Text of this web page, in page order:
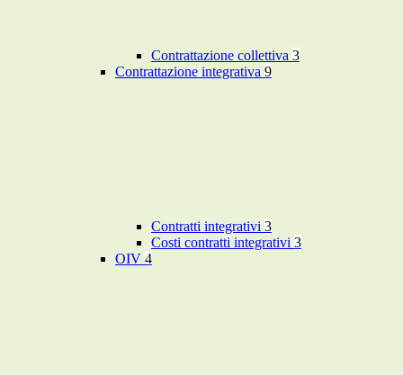
Contrattazione collettiva 3
Contrattazione integrativa 9
Contratti integrativi 3
Costi contratti integrativi 3
OIV 4